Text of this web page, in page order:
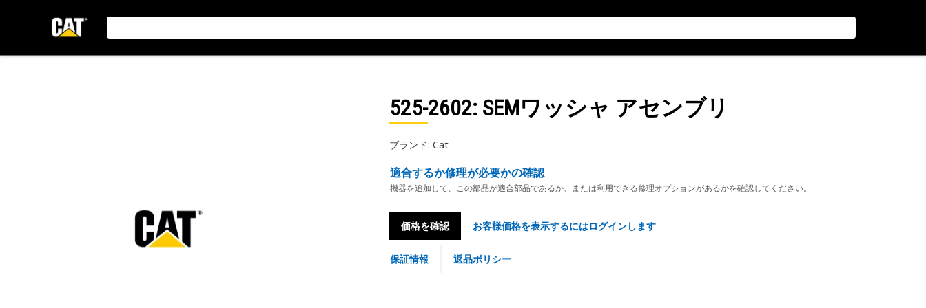
525-2602: SEMワッシャ アセンブリ
ブランド: Cat
適合するか修理が必要かの確認
機器を追加して、この部品が適合部品であるか、または利用できる修理オプションがあるかを確認してください。
価格を確認 お客様価格を表示するにはログインします
保証情報 返品ポリシー